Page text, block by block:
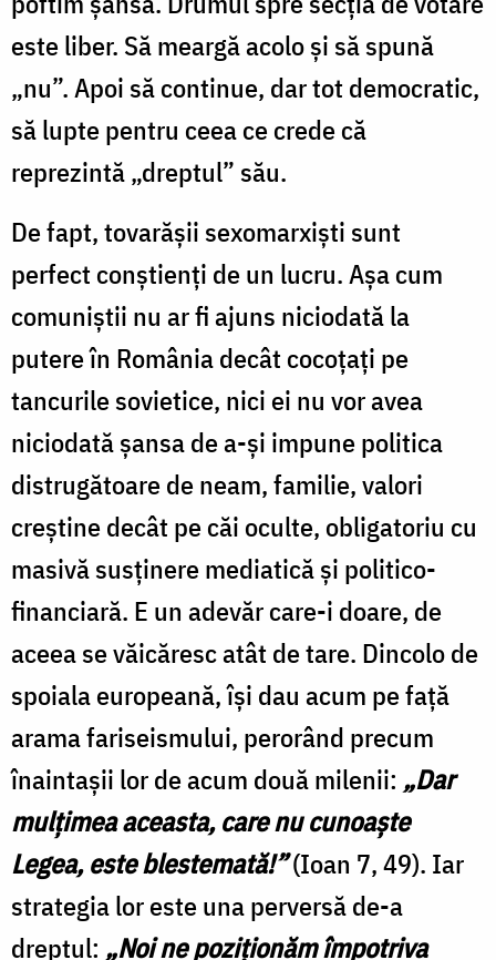
este liber. Să meargă acolo şi să spună
„nu”. Apoi să continue, dar tot democratic,
să lupte pentru ceea ce crede că
reprezintă „dreptul” său.
De fapt, tovarăşii sexomarxişti sunt
perfect conştienţi de un lucru. Aşa cum
comuniştii nu ar fi ajuns niciodată la
putere în România decât cocoţaţi pe
tancurile sovietice, nici ei nu vor avea
niciodată şansa de a-şi impune politica
distrugătoare de neam, familie, valori
creştine decât pe căi oculte, obligatoriu cu
masivă susţinere mediatică şi politico-
financiară. E un adevăr care-i doare, de
aceea se văicăresc atât de tare. Dincolo de
spoiala europeană, îşi dau acum pe faţă
arama fariseismului, perorând precum
înaintaşii lor de acum două milenii: „Dar
mulţimea aceasta, care nu cunoaşte
Legea, este blestemată!”(Ioan 7, 49). Iar
strategia lor este una perversă de-a
dreptul: „Noi ne poziţionăm împotriva